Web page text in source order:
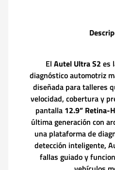
El Autel Ultra S2 es
diagnóstico automotriz
diseñada para talleres
velocidad, cobertura y
pantalla 12.9” Retina-
última generación con
una plataforma de
detección inteligente,
fallas guiado y